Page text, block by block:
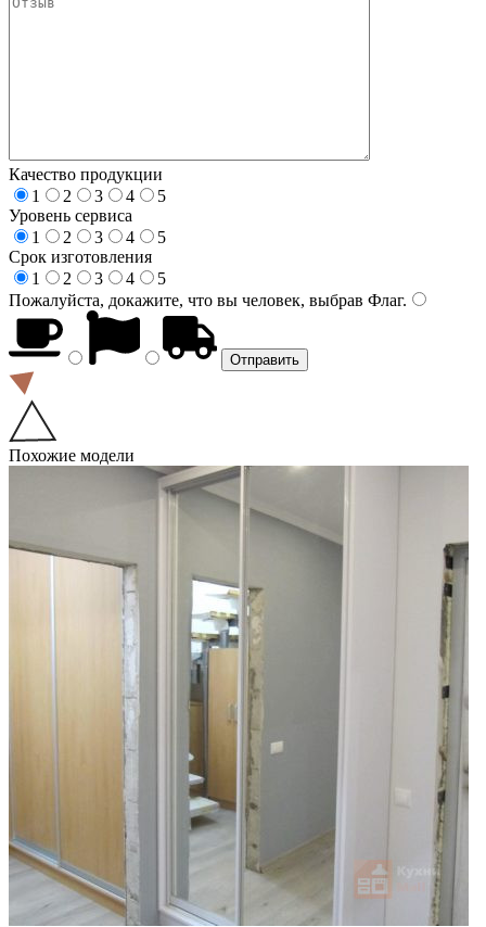
Качество продукции
1
2 3 4
5
Уровень сервиса
1
2 3 4
5
Срок изготовления
1
2 3 4
5
Пожалуйста, докажите, что вы человек, выбрав Флаг.
Похожие модели